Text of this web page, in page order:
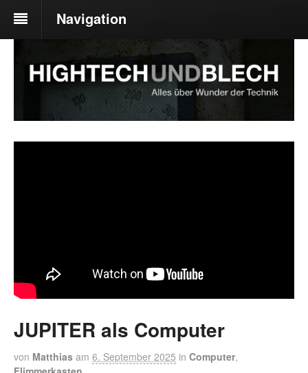
Navigation
JUPITER als Computer
von Matthias am 6. September 2025 in Computer,